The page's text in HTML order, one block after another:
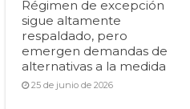
Régimen de excepción
sigue altamente
respaldado, pero
emergen demandas de
alternativas a la medida
25 de junio de 2026